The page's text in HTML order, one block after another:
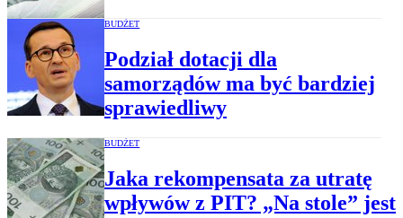
BUDŻET
Podział dotacji dla
samorządów ma być bardziej
sprawiedliwy
BUDŻET
Jaka rekompensata za utratę
wpływów z PIT? „Na stole” jest